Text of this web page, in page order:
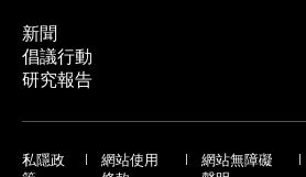
新聞
倡議行動
研究報告
私隱政
網站使用
網站無障礙